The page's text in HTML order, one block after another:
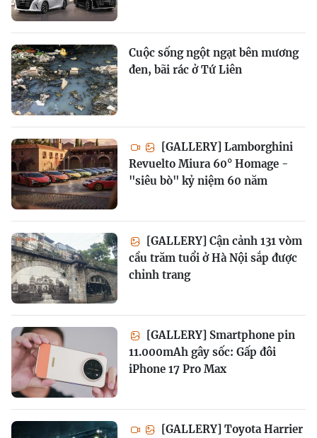
Cuộc sống ngột ngạt bên mương
đen, bãi rác ở Tứ Liên
[GALLERY] Lamborghini
Revuelto Miura 60° Homage -
"siêu bò" kỷ niệm 60 năm
[GALLERY] Cận cảnh 131 vòm
cầu trăm tuổi ở Hà Nội sắp được
chỉnh trang
[GALLERY] Smartphone pin
11.000mAh gây sốc: Gấp đôi
iPhone 17 Pro Max
[GALLERY] Toyota Harrier